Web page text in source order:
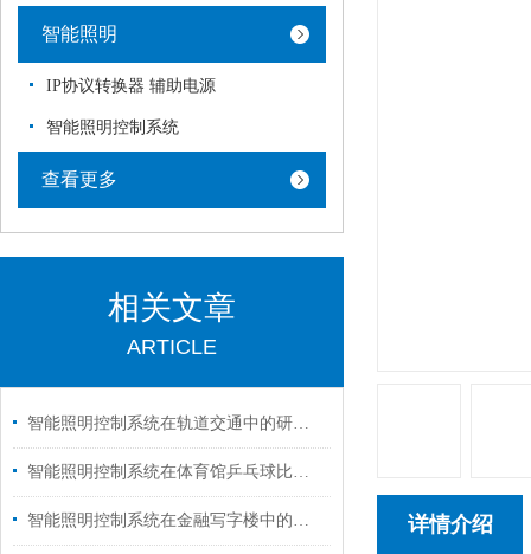
智能照明
IP协议转换器 辅助电源
智能照明控制系统
查看更多
相关文章
ARTICLE
智能照明控制系统在轨道交通中的研究及其应用
智能照明控制系统在体育馆乒乓球比赛场地中的设计与应用
智能照明控制系统在金融写字楼中的应用 详情介绍